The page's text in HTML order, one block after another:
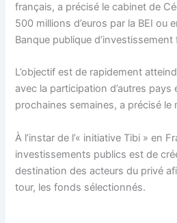
français, a précisé le cabinet de
500 millions d’euros par la BEI ou
Banque publique d’investissement
L’objectif est de rapidement
avec la participation d’autres pays
prochaines semaines, a précisé le
À l’instar de l’« initiative Tibi » en
investissements publics est de
destination des acteurs du privé
tour, les fonds sélectionnés.